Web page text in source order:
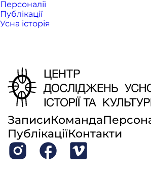
Персоналії
Публікації
Усна історія
ЗаписиКоманда
ПублікаціїКонтакти